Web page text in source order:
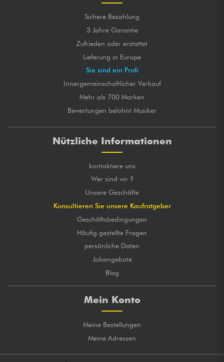
Sichere Bezahlung
3 Jahre Garantie
Zufrieden oder erstattet
Lieferung in Europe
Sie sind ein Profi
Innergemeinschaftlicher Verkauf
Mehr als 700 Marken
Bewertungen belohnt Musiker
Nützliche Informationen
kontaktiere uns
Wer sind wir ?
Unsere Geschäfte
Konsultieren Sie unsere Kaufratgeber
Geschäftsbedingungen
Häufig gestellte Fragen
persönliche Daten
Jobangebote
Blog
Mein Konto
Meine Bestellungen
Meine Adressen